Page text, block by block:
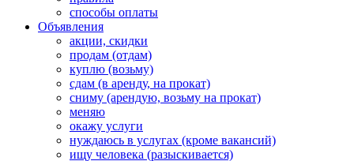
способы оплаты
Объявления
акции, скидки
продам (отдам)
куплю (возьму)
сдам (в аренду, на прокат)
сниму (арендую, возьму на прокат)
меняю
окажу услуги
нуждаюсь в услугах (кроме вакансий)
ищу человека (разыскивается)